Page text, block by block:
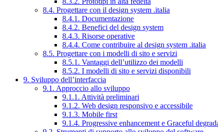
8.4. Progettare con il design system .italia
8.4.1. Documentazione
8.4.2. Benefici del design system
8.4.3. Risorse operative
8.4.4. Come contribuire al design system .italia
8.5. Progettare con i modelli di sito e servizi
8.5.1. Vantaggi dell’utilizzo dei modelli
8.5.2. I modelli di sito e servizi disponibili
9. Sviluppo dell’interfaccia
9.1. Approccio allo sviluppo
9.1.1. Attività preliminari
9.1.2. Web design responsivo e accessibile
9.1.3. Mobile first
9.1.4. Progressive enhancement e Graceful